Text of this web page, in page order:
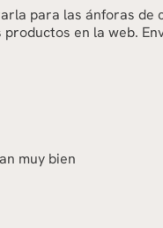
para las ánforas de
en la web.
muy bien